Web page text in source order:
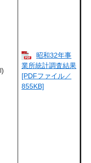
昭和32年事
業所統計調査結果
[PDFファイル／
855KB]